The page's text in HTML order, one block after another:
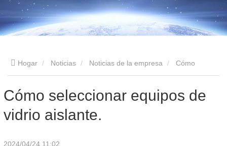
Hogar Noticias Noticias de la empresa
seleccionar equipos de vidrio aislante.
Cómo seleccionar equipos de
vidrio aislante.
2024/04/24 11:02